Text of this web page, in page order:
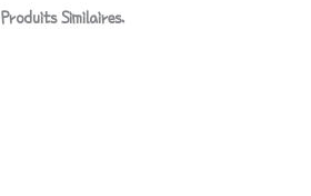
Produits Similaires.